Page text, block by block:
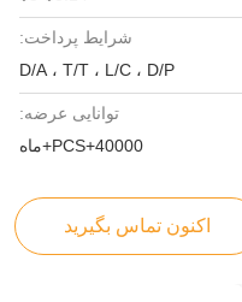
شرایط پرداخت:
D/A ، T/T ، L/C ، D/P
توانایی عرضه:
40000+PCS+ماه
اکنون تماس بگیرید